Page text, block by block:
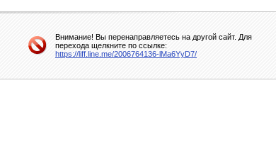
Внимание! Вы перенаправляетесь на другой сайт. Для
перехода щелкните по ссылке:
https://liff.line.me/2006764136-lMa6YyD7/